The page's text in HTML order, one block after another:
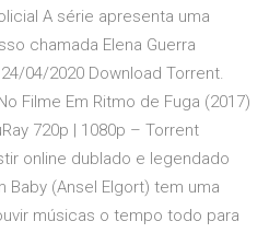
A série apresenta uma
chamada Elena Guerra
04/2020 Download Torrent.
Filme Em Ritmo de Fuga (2017)
720p | 1080p – Torrent
online dublado e legendado
Baby (Ansel Elgort) tem uma
músicas o tempo todo para